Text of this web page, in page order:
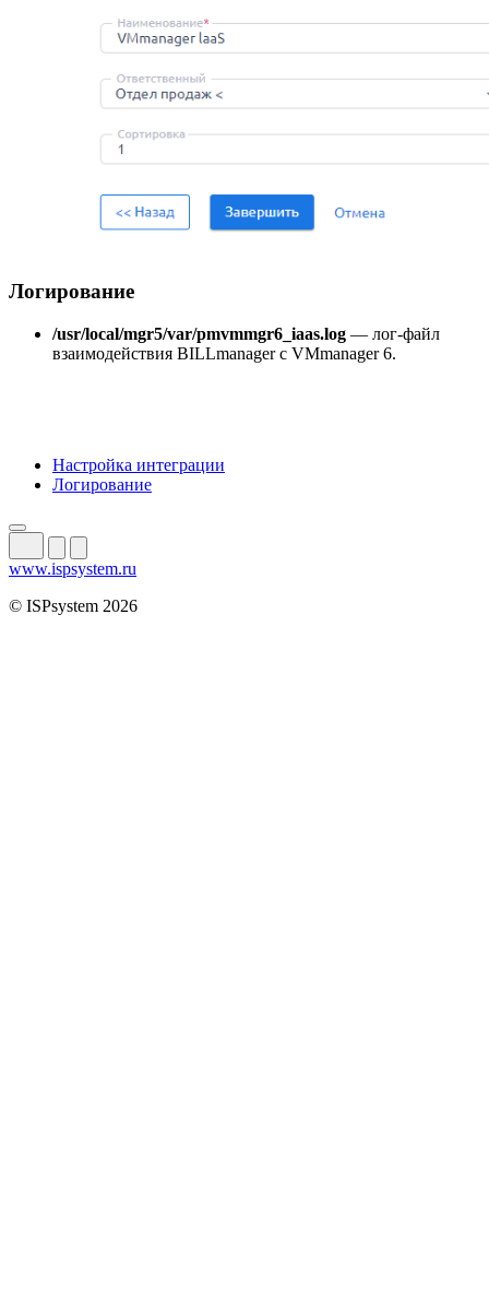
Логирование
/usr/local/mgr5/var/pmvmmgr6_iaas.log — лог-файл
взаимодействия BILLmanager с VMmanager 6.
Настройка интеграции
Логирование
www.ispsystem.ru
© ISPsystem 2026